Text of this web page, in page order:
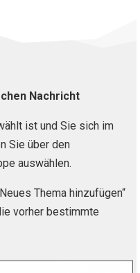
Nachricht
ist und Sie sich im
Sie über den
auswählen.
Thema hinzufügen“
vorher bestimmte